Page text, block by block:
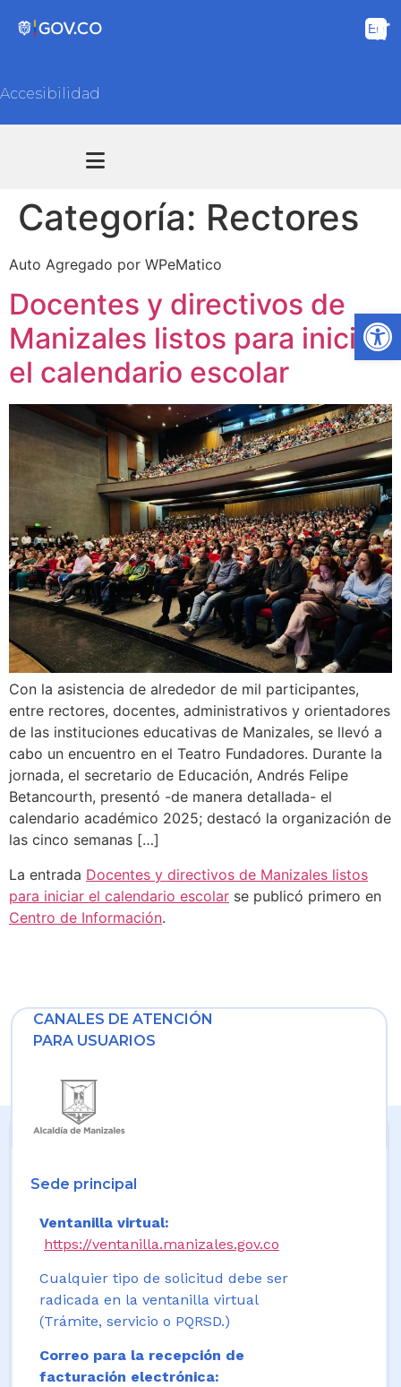
Accesibilidad
Categoría: Rectores
Auto Agregado por WPeMatico
Docentes y directivos de
Manizales listos para iniciar
el calendario escolar
Con la asistencia de alrededor de mil participantes,
entre rectores, docentes, administrativos y orientadores
de las instituciones educativas de Manizales, se llevó a
cabo un encuentro en el Teatro Fundadores. Durante la
jornada, el secretario de Educación, Andrés Felipe
Betancourth, presentó -de manera detallada- el
calendario académico 2025; destacó la organización de
las cinco semanas […]
La entrada Docentes y directivos de Manizales listos
para iniciar el calendario escolar se publicó primero en
Centro de Información.
CANALES DE ATENCIÓN
PARA USUARIOS
Sede principal
Ventanilla virtual:
https://ventanilla.manizales.gov.co
Cualquier tipo de solicitud debe ser
radicada en la ventanilla virtual
(Trámite, servicio o PQRSD.)
Correo para la recepción de
facturación electrónica: